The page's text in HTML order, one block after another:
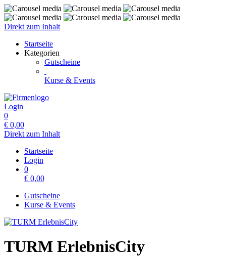
Direkt zum Inhalt
Startseite
Kategorien
Gutscheine
Kurse & Events
Login
0
€ 0,00
Direkt zum Inhalt
Startseite
Login
0
€ 0,00
Gutscheine
Kurse & Events
TURM ErlebnisCity